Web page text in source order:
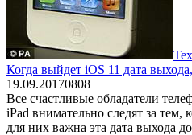
Когда выйдет iOS 11 дата
19.09.20170808
Все счастливые обладатели
iPad внимательно следят за тем,
для них важна эта дата выхода